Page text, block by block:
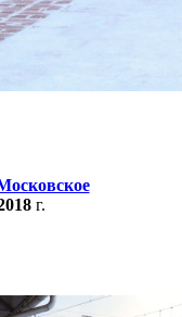
г.